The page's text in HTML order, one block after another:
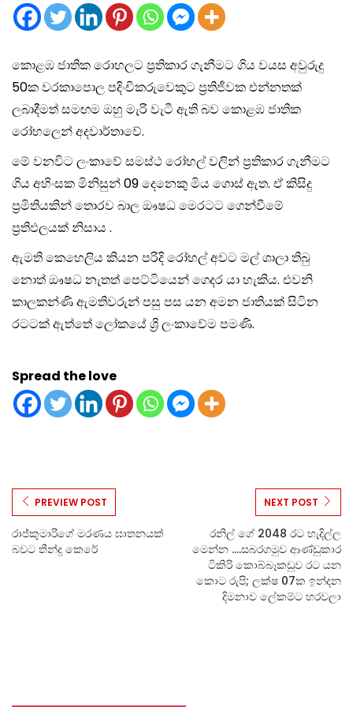
කොළඹ ජාතික රොහලට ප්‍රතිකාර ගැනීමට ගිය වයස අවුරුදු
50ක වරකාපොල පදිංචිකරුවෙකුට ප්‍රතිජීවක එන්නතක්
ලබාදීමත් සමඟම ඔහු මැරි වැටී ඇති බව කොළඹ ජාතික
රෝහලෙන් අදවාර්තාවේ.
මේ වනවිට ලංකාවේ සමස්ථ රෝහල් වලින් ප්‍රතිකාර ගැනීමට
ගිය අහිංසක මිනිසුන් 09 දෙනෙකු මිය ගොස් ඇත. ඒ කිසිදු
ප්‍රමිතියකින් තොරව බාල ඖෂධ මෙරටට ගෙන්වීමේ
ප්‍රතිඵලයක් නිසාය .
ඇමති කෙහෙලිය කියන පරිදි රෝහල් අවට මල් ශාලා තිබු
නොත් ඖෂධ නැතත් පෙට්ටියෙන් ගෙදර යා හැකිය. එවනි
කාලකන්ණි ඇමතිවරුන් පසු පස යන අමන ජාතියක් සිටින
රටටක් ඇත්තේ ලෝකයේ ශ්‍රි ලංකාවේම පමණි.
Spread the love
PREVIEW POST
රාජ්කුමාරිගේ මරණය ඝාතනයක්
බවට තීන්දු කෙරේ
NEXT POST
රනිල් ගේ 2048 රට හැදිල්ල
මෙන්න ….සබරගමුව ආණ්ඩුකාර
ටිකිරි කොබ්බෑකඩුව රට යන
කොට රුපි; ලක්ෂ 07ක ඉන්දන
දිමනාව ලේකම්ට හරවලා